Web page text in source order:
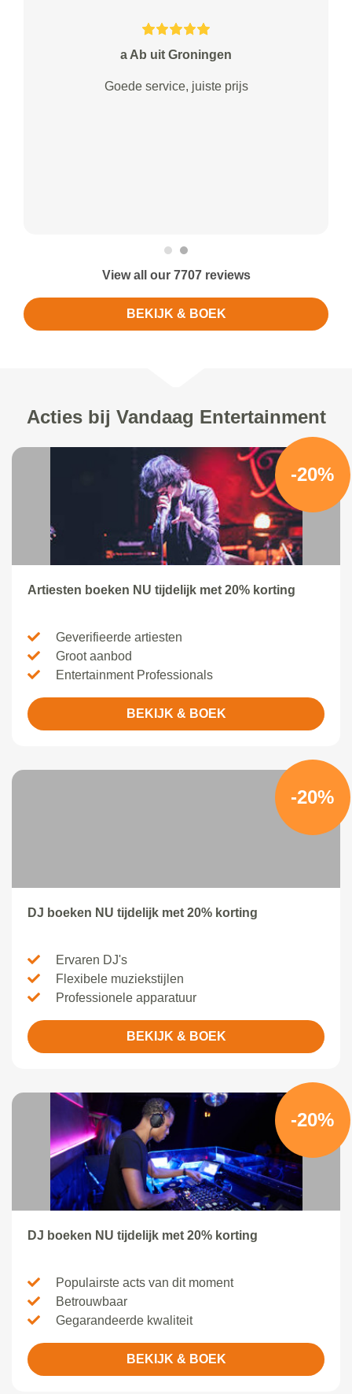
a Ab uit Groningen
Goede service, juiste prijs
View all our 7707 reviews
BEKIJK & BOEK
Acties bij Vandaag Entertainment
-20%
Artiesten boeken NU tijdelijk met 20% korting
Geverifieerde artiesten
Groot aanbod
Entertainment Professionals
BEKIJK & BOEK
-20%
DJ boeken NU tijdelijk met 20% korting
Ervaren DJ's
Flexibele muziekstijlen
Professionele apparatuur
BEKIJK & BOEK
-20%
DJ boeken NU tijdelijk met 20% korting
Populairste acts van dit moment
Betrouwbaar
Gegarandeerde kwaliteit
BEKIJK & BOEK